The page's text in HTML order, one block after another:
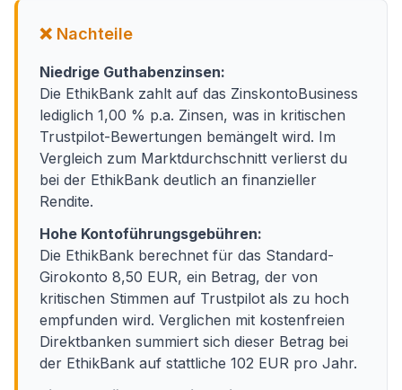
❌ Nachteile
Niedrige Guthabenzinsen:
Die EthikBank zahlt auf das ZinskontoBusiness
lediglich 1,00 % p.a. Zinsen, was in kritischen
Trustpilot-Bewertungen bemängelt wird. Im
Vergleich zum Marktdurchschnitt verlierst du
bei der EthikBank deutlich an finanzieller
Rendite.
Hohe Kontoführungsgebühren:
Die EthikBank berechnet für das Standard-
Girokonto 8,50 EUR, ein Betrag, der von
kritischen Stimmen auf Trustpilot als zu hoch
empfunden wird. Verglichen mit kostenfreien
Direktbanken summiert sich dieser Betrag bei
der EthikBank auf stattliche 102 EUR pro Jahr.